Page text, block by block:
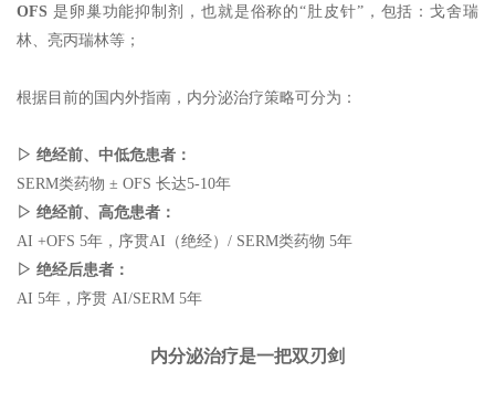
OFS 是卵巢功能抑制剂，也就是俗称的“肚皮针”，包括：戈舍瑞
林、亮丙瑞林等；
根据目前的国内外指南，内分泌治疗策略可分为：
▷ 绝经前、中低危患者：
SERM类药物 ± OFS 长达5-10年
▷ 绝经前、高危患者：
AI +OFS 5年，序贯AI（绝经）/ SERM类药物 5年
▷ 绝经后患者：
AI 5年，序贯 AI/SERM 5年
内分泌治疗是一把双刃剑